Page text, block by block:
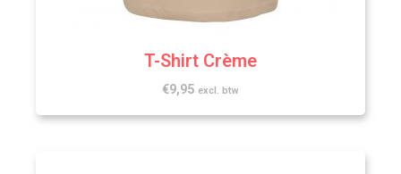
T-Shirt Crème
€9,95 excl. btw